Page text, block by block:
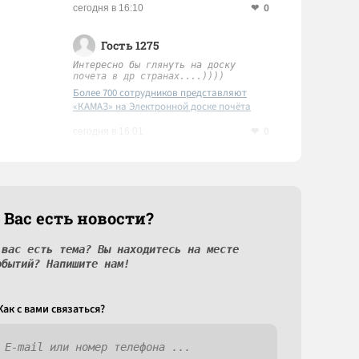
сегодня в 16:10 0
Гость 1275
Интересно бы глянуть на доску
почета в др странах....))))
Более 700 сотрудников представляют
«КАМАЗ» на Электронной доске почёта
есть новости?
есть тема? Вы находитесь на месте
Напишите нам!
c вами связаться?